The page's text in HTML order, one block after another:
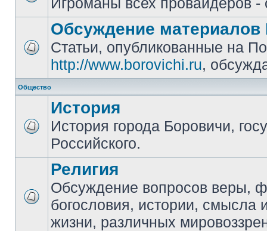
Обсуждение материалов
Статьи, опубликованные на
http://www.borovichi.ru,
Общество
История
История города Боровичи,
Российского.
Религия
Обсуждение вопросов веры,
богословия, истории, смысла
жизни, различных